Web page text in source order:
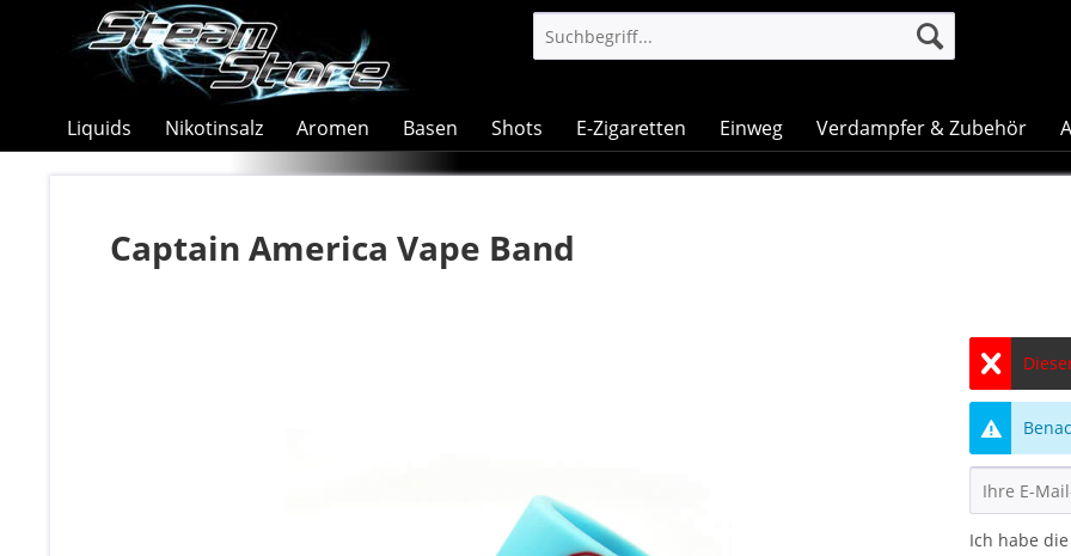
Liquids Nikotinsalz Aromen Basen Shots E-Zigaretten Einweg Verdampfer & Zubehör
Captain America Vape Band
Ich habe die